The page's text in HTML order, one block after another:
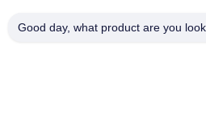
Visita Alla
Good day, what product are you